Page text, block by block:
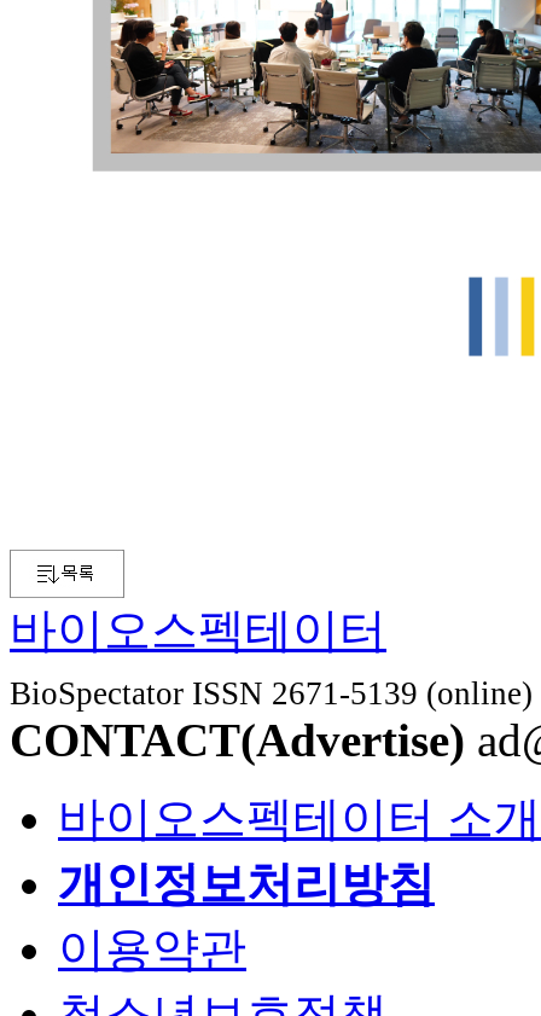
바이오스펙테이터
BioSpectator ISSN 2671-5139 (online)
CONTACT(Advertise)
바이오스펙테이터 소개
개인정보처리방침
이용약관